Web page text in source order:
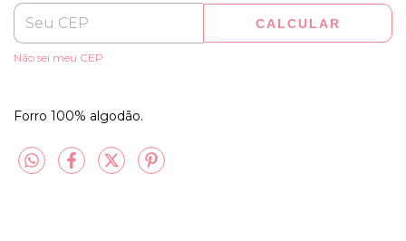
CALCULAR
Não sei meu CEP
Forro 100% algodão.